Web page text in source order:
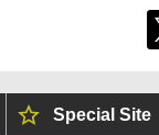
Special Site